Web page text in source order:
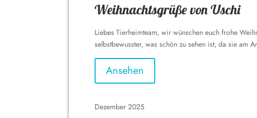
Weihnachtsgrüße von Uschi
Liebes Tierheimteam, wir wünschen euch frohe
selbstbewusster, was schön zu sehen ist, da sie
Ansehen
Dezember 2025